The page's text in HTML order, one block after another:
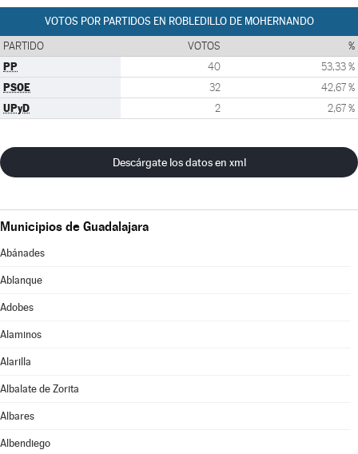
VOTOS POR PARTIDOS EN ROBLEDILLO DE MOHERNANDO
PARTIDO VOTOS %
PP 40 53,33 %
PSOE 32 42,67 %
UPyD 2 2,67 %
Descárgate los datos en xml
Municipios de Guadalajara
Abánades
Ablanque
Adobes
Alaminos
Alarilla
Albalate de Zorita
Albares
Albendiego